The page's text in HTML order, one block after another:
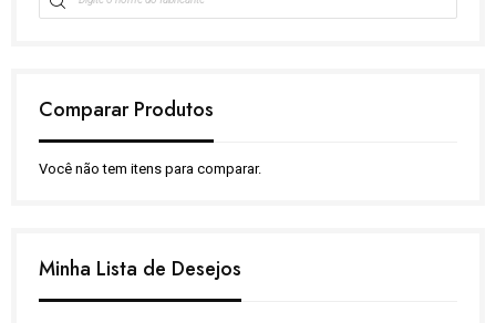
Comparar Produtos
Você não tem itens para comparar.
Minha Lista de Desejos